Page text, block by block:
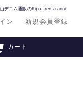
デニム通販のRipo trenta anni
ン 新規会員登録
カート